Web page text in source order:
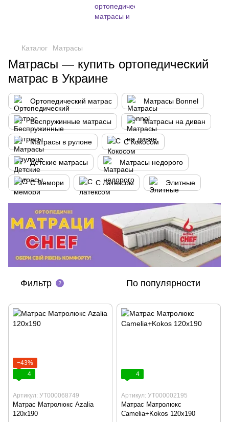
Каталог Матрасы
Матрасы — купить ортопедический
матрас в Украине
Ортопедический матрас Матрасы Bonnel
Беспружинные матрасы Матрасы на диван
Матрасы в рулоне С Кокосом
Детские матрасы Матрасы недорого
С мемори С латексом Элитные
Фильтр 2 По популярности
−43%
4
Артикул: УТ000068749
Матрас Матролюкс Azalia
120х190
4
Артикул: УТ000002195
Матрас Матролюкс
Camelia+Kokos 120х190